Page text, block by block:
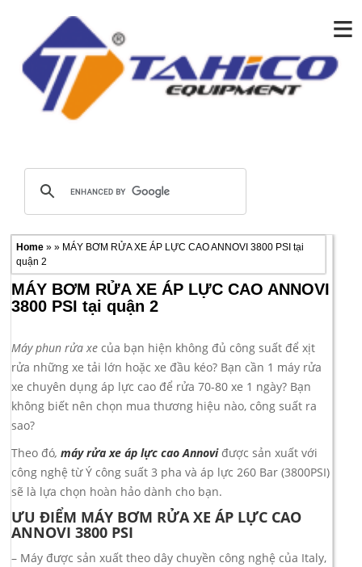
≡
Home» » MÁY BƠM RỬA XE ÁP LỰC CAO ANNOVI 3800 PSI tại
quận 2
MÁY BƠM RỬA XE ÁP LỰC CAO ANNOVI
3800 PSI tại quận 2
Máy phun rửa xe của bạn hiện không đủ công suất để xịt
rửa những xe tải lớn hoặc xe đầu kéo? Bạn cần 1 máy rửa
xe chuyên dụng áp lực cao để rửa 70-80 xe 1 ngày? Bạn
không biết nên chọn mua thương hiệu nào, công suất ra
sao?
Theo đó,máy rửa xe áp lực caoAnnoviđược sản xuất với
công nghệ từ Ý công suất 3 pha và áp lực 260 Bar (3800PSI)
sẽ là lựa chọn hoàn hảo dành cho bạn.
ƯU ĐIỂM MÁY BƠM RỬA XE ÁP LỰC CAO
ANNOVI 3800 PSI
– Máy được sản xuất theo dây chuyền công nghệ của Italy,